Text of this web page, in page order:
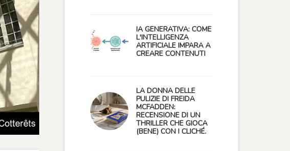
IA GENERATIVA: COME
L'INTELLIGENZA
ARTIFICIALE IMPARA A
CREARE CONTENUTI
LA DONNA DELLE
PULIZIE DI FREIDA
MCFADDEN:
RECENSIONE DI UN
THRILLER CHE GIOCA
(BENE) CON I CLICHÉ.